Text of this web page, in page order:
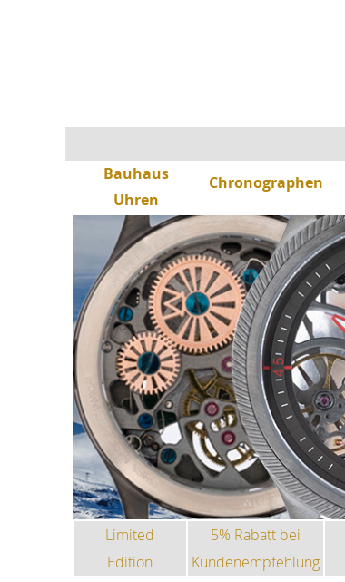
Bauhaus
Uhren
Chronographen
Limited
Edition
5% Rabatt bei
Kundenempfehlung